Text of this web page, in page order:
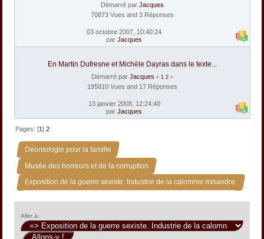
Démarré par Jacques
70873 Vues and 3 Réponses
03 octobre 2007, 10:40:24
par Jacques
En Martin Dufresne et Michèle Dayras dans le texte...
Démarré par Jacques « 1 2 »
195810 Vues and 17 Réponses
13 janvier 2008, 12:24:40
par Jacques
Pages: [1]2
Déontologie pour la famille »
Musée des horreurs et de la corruption »
Exposition de la guerre sexiste. Industrie de la calomnie misandre.
Aller à: